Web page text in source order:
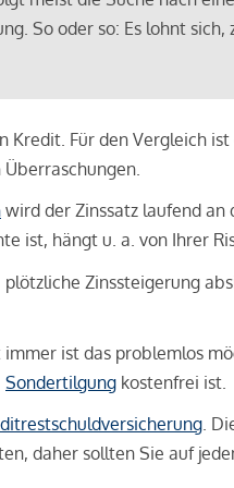
So oder so: Es lohnt sich,
Kredit. Für den Vergleich
wird der Zinssatz laufend
ist, hängt u. a. von Ihrer
Zinssteigerung
ist das problemlos
Sondertilgung kostenfrei ist.
.
daher sollten Sie auf